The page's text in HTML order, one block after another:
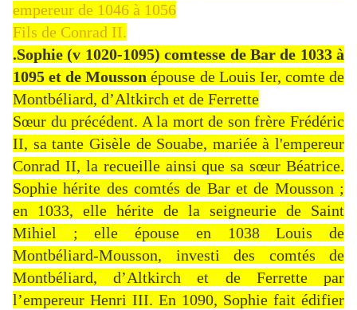
empereur de 1046 à 1056
Fils de Conrad II.
.Sophie (v 1020-1095) comtesse de Bar de 1033 à
1095 et de Moussonépouse de Louis Ier, comte de
Montbéliard, d’Altkirch et de Ferrette
Sœur du précédent. A la mort de son frère Frédéric
II, sa tante Gisèle de Souabe, mariée à l'empereur
Conrad II, la recueille ainsi que sa sœur Béatrice.
Sophie hérite des comtés de Bar et de Mousson ;
en 1033, elle hérite de la seigneurie de Saint
Mihiel ; elle épouse en 1038 Louis de
Montbéliard-Mousson, investi des comtés de
Montbéliard, d’Altkirch et de Ferrette par
l’empereur Henri III. En 1090, Sophie fait édifier